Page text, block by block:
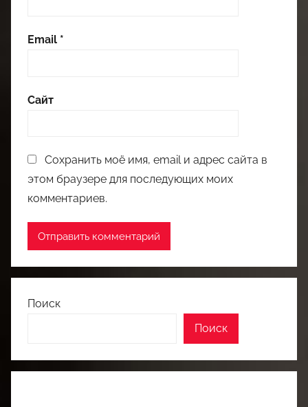
Email *
Сайт
Сохранить моё имя, email и адрес сайта в
этом браузере для последующих моих
комментариев.
Поиск
Поиск